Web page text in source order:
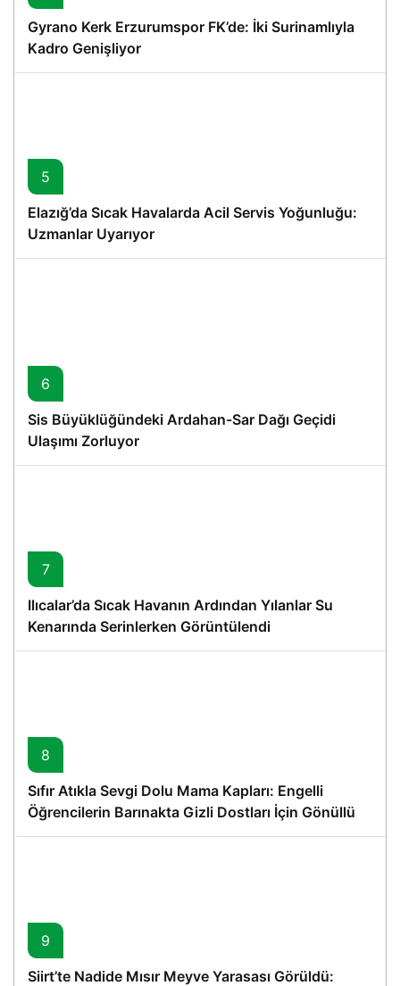
Gyrano Kerk Erzurumspor FK’de: İki Surinamlıyla
Kadro Genişliyor
5
Elazığ’da Sıcak Havalarda Acil Servis Yoğunluğu:
Uzmanlar Uyarıyor
6
Sis Büyüklüğündeki Ardahan-Sar Dağı Geçidi
Ulaşımı Zorluyor
7
Ilıcalar’da Sıcak Havanın Ardından Yılanlar Su
Kenarında Serinlerken Görüntülendi
8
Sıfır Atıkla Sevgi Dolu Mama Kapları: Engelli
Öğrencilerin Barınakta Gizli Dostları İçin Gönüllü
Proje
9
Siirt’te Nadide Mısır Meyve Yarasası Görüldü: